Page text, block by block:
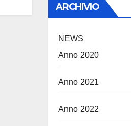
ARCHIVIO
NEWS
Anno 2020
Anno 2021
Anno 2022